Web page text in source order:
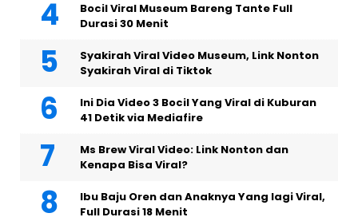
Bocil Viral Museum Bareng Tante Full
Durasi 30 Menit
Syakirah Viral Video Museum, Link Nonton
Syakirah Viral di Tiktok
Ini Dia Video 3 Bocil Yang Viral di Kuburan
41 Detik via Mediafire
Ms Brew Viral Video: Link Nonton dan
Kenapa Bisa Viral?
Ibu Baju Oren dan Anaknya Yang lagi Viral,
Full Durasi 18 Menit